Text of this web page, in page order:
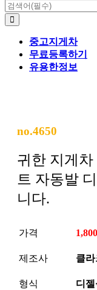
중고지게차
무료등록하기
유용한정보
no.4650
귀한 지게
트 자동발
니다.
가격
제조사 클
형식 디젤